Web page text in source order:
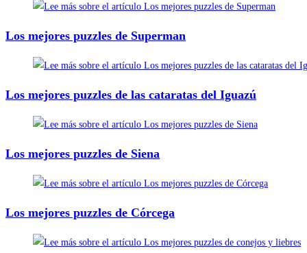
Los mejores puzzles de Superman
Los mejores puzzles de las cataratas del Iguazú
Los mejores puzzles de Siena
Los mejores puzzles de Córcega